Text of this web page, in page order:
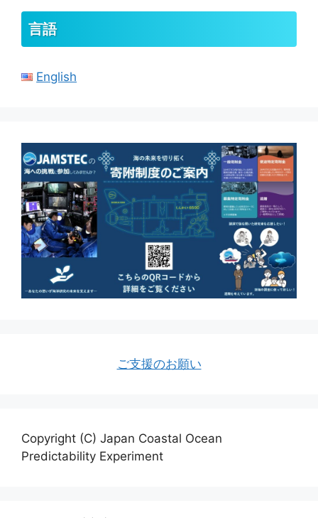
言語
English
ご支援のお願い
Copyright (C) Japan Coastal Ocean
Predictability Experiment